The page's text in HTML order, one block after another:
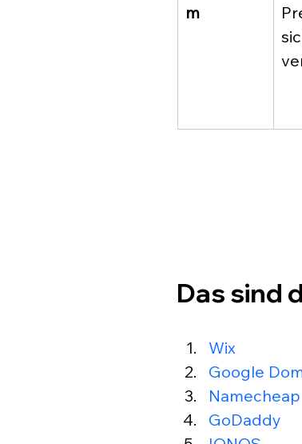
m
Das sind
Wix
Google
Namecheap
GoDaddy